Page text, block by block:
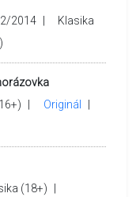
2014
Klasika
Originál
(18+)